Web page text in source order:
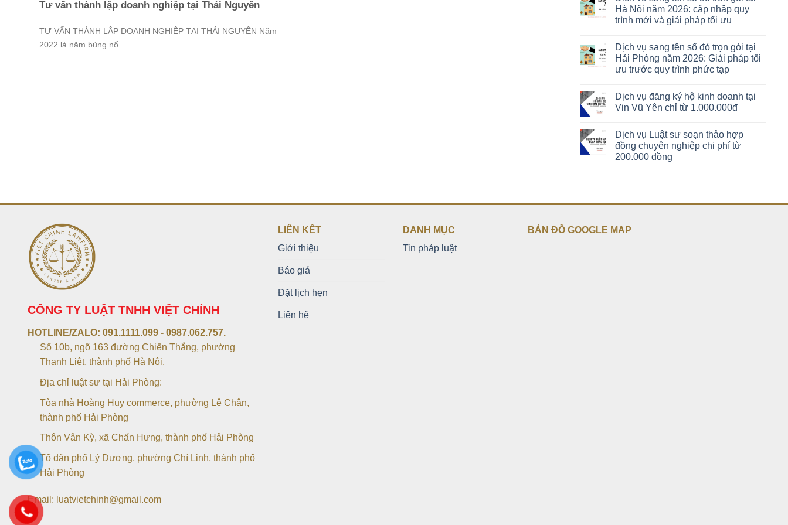
Tư vấn thành lập doanh nghiệp tại Thái Nguyên
TƯ VẤN THÀNH LẬP DOANH NGHIỆP TẠI THÁI NGUYÊN Năm
2022 là năm bùng nổ...
Hà Nội năm 2026: cập nhập quy
trình mới và giải pháp tối ưu
Dịch vụ sang tên sổ đỏ trọn gói tại
Hải Phòng năm 2026: Giải pháp tối
ưu trước quy trình phức tạp
Dịch vụ đăng ký hộ kinh doanh tại
Vin Vũ Yên chỉ từ 1.000.000đ
Dịch vụ Luật sư soạn thảo hợp
đồng chuyên nghiệp chi phí từ
200.000 đồng
CÔNG TY LUẬT TNHH VIỆT CHÍNH
HOTLINE/ZALO: 091.1111.099 - 0987.062.757.
Số 10b, ngõ 163 đường Chiến Thắng, phường
Thanh Liệt, thành phố Hà Nội.
Địa chỉ luật sư tại Hải Phòng:
Tòa nhà Hoàng Huy commerce, phường Lê Chân,
thành phố Hải Phòng
Thôn Vân Kỳ, xã Chấn Hưng, thành phố Hải Phòng
Tổ dân phố Lý Dương, phường Chí Linh, thành phố
Hải Phòng
Email: luatvietchinh@gmail.com
LIÊN KẾT
Giới thiệu
Báo giá
Đặt lịch hẹn
Liên hệ
DANH MỤC
Tin pháp luật
BẢN ĐỒ GOOGLE MAP